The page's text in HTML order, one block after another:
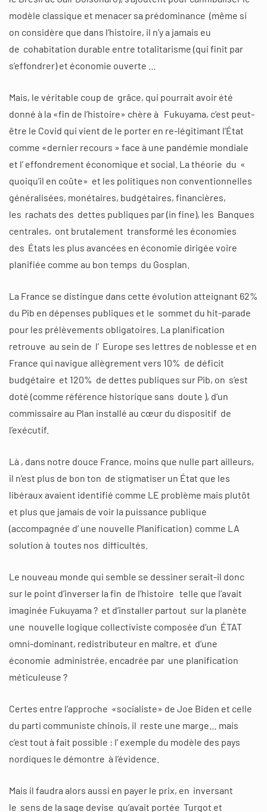
modèle classique et menacer sa prédominance (même si
on considère que dans l’histoire, il n’y a jamais eu
de cohabitation durable entre totalitarisme (qui finit par
s’effondrer) et économie ouverte …
Mais, le véritable coup de grâce, qui pourrait avoir été
donné à la «fin de l’histoire» chère à Fukuyama, c’est peut-
être le Covid qui vient de le porter en re-légitimant l’État
comme «dernier recours » face à une pandémie mondiale
et l’ effondrement économique et social. La théorie du «
quoiqu’il en coûte» et les politiques non conventionnelles
généralisées, monétaires, budgétaires, financières,
les rachats des dettes publiques par (in fine), les Banques
centrales, ont brutalement transformé les économies
des États les plus avancées en économie dirigée voire
planifiée comme au bon temps du Gosplan.
La France se distingue dans cette évolution atteignant 62%
du Pib en dépenses publiques et le sommet du hit-parade
pour les prélèvements obligatoires. La planification
retrouve au sein de l’ Europe ses lettres de noblesse et en
France qui navigue allègrement vers 10% de déficit
budgétaire et 120% de dettes publiques sur Pib, on s’est
doté (comme référence historique sans doute ), d‘un
commissaire au Plan installé au cœur du dispositif de
l’exécutif.
Là , dans notre douce France, moins que nulle part ailleurs,
il n’est plus de bon ton de stigmatiser un État que les
libéraux avaient identifié comme LE problème mais plutôt
et plus que jamais de voir la puissance publique
(accompagnée d’ une nouvelle Planification) comme LA
solution à toutes nos difficultés.
Le nouveau monde qui semble se dessiner serait-il donc
sur le point d’inverser la fin de l’histoire telle que l’avait
imaginée Fukuyama ? et d’installer partout sur la planète
une nouvelle logique collectiviste composée d’un ÉTAT
omni-dominant, redistributeur en maître, et d’une
économie administrée, encadrée par une planification
méticuleuse ?
Certes entre l’approche «socialiste» de Joe Biden et celle
du parti communiste chinois, il reste une marge… mais
c’est tout à fait possible : l’ exemple du modèle des pays
nordiques le démontre à l’évidence.
Mais il faudra alors aussi en payer le prix, en inversant
le sens de la sage devise qu’avait portée Turgot et